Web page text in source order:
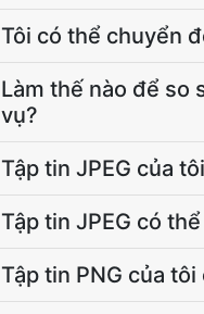
Tôi có thể chuyển
Làm thế nào để so
vụ?
Tập tin JPEG của
Tập tin JPEG có
Tập tin PNG của